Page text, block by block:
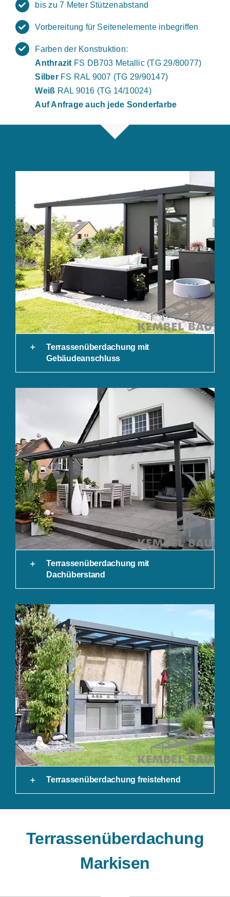
bis zu 7 Meter Stützenabstand
Vorbereitung für Seitenelemente inbegriffen
Farben der Konstruktion:
Anthrazit FS DB703 Metallic (TG 29/80077)
SilberFS RAL 9007 (TG 29/90147)
Weiß RAL 9016 (TG 14/10024)
Auf Anfrage auch jede Sonderfarbe
Terrassenüberdachung mit
Gebäudeanschluss
Terrassenüberdachung mit
Dachüberstand
Terrassenüberdachung freistehend
Terrassenüberdachung
Markisen